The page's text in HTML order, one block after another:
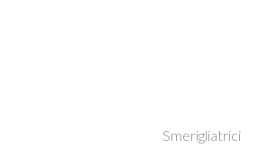
Smerigliatrici